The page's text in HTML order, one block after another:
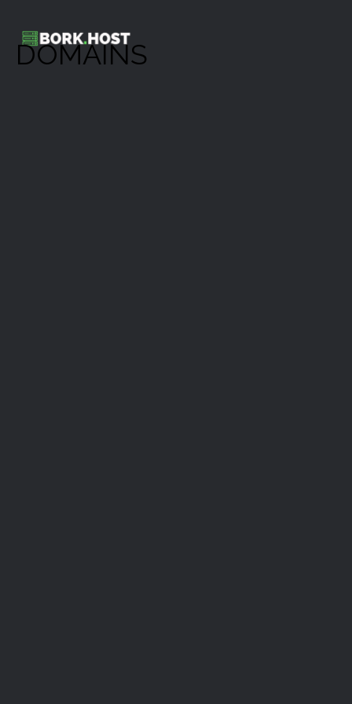
DOMAINS